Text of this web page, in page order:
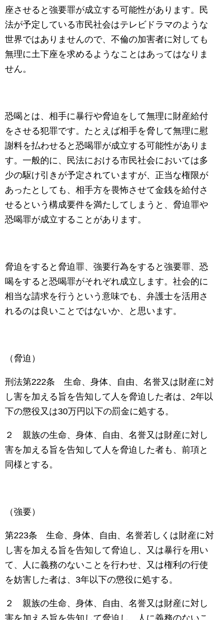
座させると強要罪が成立する可能性があります。民
法が予定している市民社会はテレビドラマのような
世界ではありませんので、不倫の加害者に対しても
無理に土下座を求めるようなことはあってはなりま
せん。
恐喝とは、相手に暴行や脅迫をして無理に財産給付
をさせる犯罪です。たとえば相手を脅して無理に慰
謝料を払わせると恐喝罪が成立する可能性がありま
す。一般的に、民法における市民社会においては多
少の駆け引きが予定されていますが、正当な権限が
あったとしても、相手方を畏怖させて金銭を給付さ
せるという構成要件を満たしてしまうと、脅迫罪や
恐喝罪が成立することがあります。
脅迫をすると脅迫罪、強要行為をすると強要罪、恐
喝をすると恐喝罪がそれぞれ成立します。社会的に
相当な請求を行うという意味でも、弁護士を活用さ
れるのは良いことではないか、と思います。
（脅迫）
刑法第222条 生命、身体、自由、名誉又は財産に対
し害を加える旨を告知して人を脅迫した者は、 2年以
下の懲役又は30万円以下の罰金に処する。
２ 親族の生命、身体、自由、名誉又は財産に対し
害を加える旨を告知して人を脅迫した者も、前項と
同様とする。
（強要）
第223条 生命、身体、自由、名誉若しくは財産に対
し害を加える旨を告知して脅迫し、又は暴行を用い
て、人に義務のないことを行わせ、又は権利の行使
を妨害した者は、 3年以下の懲役に処する。
２ 親族の生命、身体、自由、名誉又は財産に対し